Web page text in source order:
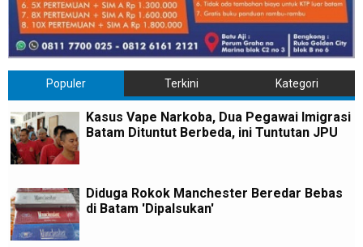
Populer Terkini Kategori
Kasus Vape Narkoba, Dua Pegawai Imigrasi
Batam Dituntut Berbeda, ini Tuntutan JPU
Diduga Rokok Manchester Beredar Bebas
di Batam 'Dipalsukan'